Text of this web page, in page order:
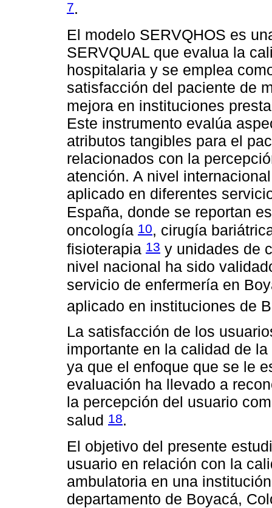
7.
El modelo SERVQHOS es
SERVQUAL que evalua la
hospitalaria y se emplea
satisfacción del paciente de
mejora en instituciones
Este instrumento evalúa
atributos tangibles para el
relacionados con la
atención. A nivel
aplicado en diferentes
España, donde se reportan
oncología 10, cirugía
fisioterapia 13 y unidades de
nivel nacional ha sido
servicio de enfermería en
aplicado en instituciones de
La satisfacción de los
importante en la calidad de
ya que el enfoque que se le
evaluación ha llevado a
la percepción del usuario
salud 18.
El objetivo del presente
usuario en relación con la
ambulatoria en una
departamento de Boyacá,